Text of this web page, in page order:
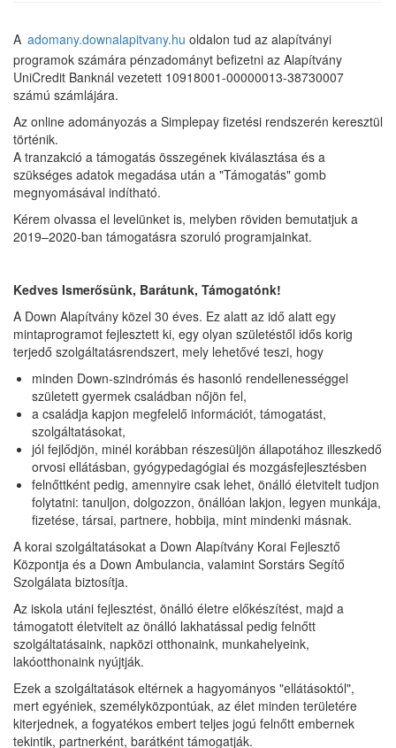
A adomany.downalapitvany.hu oldalon tud az alapítványi
programok számára pénzadományt befizetni az Alapítvány
UniCredit Banknál vezetett 10918001-00000013-38730007
számú számlájára.
Az online adományozás a Simplepay fizetési rendszerén keresztül
történik.
A tranzakció a támogatás összegének kiválasztása és a
szükséges adatok megadása után a "Támogatás" gomb
megnyomásával indítható.
Kérem olvassa el levelünket is, melyben röviden bemutatjuk a
2019–2020-ban támogatásra szoruló programjainkat.
Kedves Ismerősünk, Barátunk, Támogatónk!
A Down Alapítvány közel 30 éves. Ez alatt az idő alatt egy
mintaprogramot fejlesztett ki, egy olyan születéstől idős korig
terjedő szolgáltatásrendszert, mely lehetővé teszi, hogy
minden Down-szindrómás és hasonló rendellenességgel
született gyermek családban nőjön fel,
a családja kapjon megfelelő információt, támogatást,
szolgáltatásokat,
jól fejlődjön, minél korábban részesüljön állapotához illeszkedő
orvosi ellátásban, gyógypedagógiai és mozgásfejlesztésben
felnőttként pedig, amennyire csak lehet, önálló életvitelt tudjon
folytatni: tanuljon, dolgozzon, önállóan lakjon, legyen munkája,
fizetése, társai, partnere, hobbija, mint mindenki másnak.
A korai szolgáltatásokat a Down Alapítvány Korai Fejlesztő
Központja és a Down Ambulancia, valamint Sorstárs Segítő
Szolgálata biztosítja.
Az iskola utáni fejlesztést, önálló életre előkészítést, majd a
támogatott életvitelt az önálló lakhatással pedig felnőtt
szolgáltatásaink, napközi otthonaink, munkahelyeink,
lakóotthonaink nyújtják.
Ezek a szolgáltatások eltérnek a hagyományos "ellátásoktól",
mert egyéniek, személyközpontúak, az élet minden területére
kiterjednek, a fogyatékos embert teljes jogú felnőtt embernek
tekintik, partnerként, barátként támogatják.